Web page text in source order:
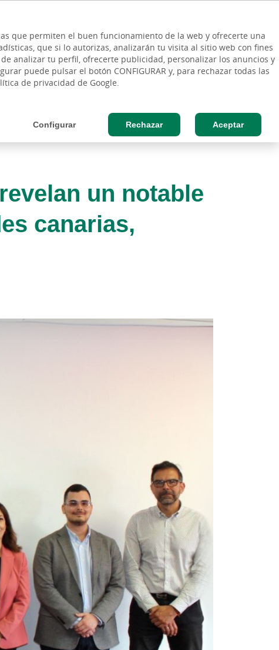
que permiten el buen funcionamiento de la web y ofrecerte una
que si lo autorizas, analizarán tu visita al sitio web con fines
analizar tu perfil, ofrecerte publicidad, personalizar los anuncios y
puede pulsar el botón CONFIGURAR y, para rechazar todas las
de privacidad de Google.
Configurar Rechazar Aceptar
DE
AGRO
un notable
canarias,